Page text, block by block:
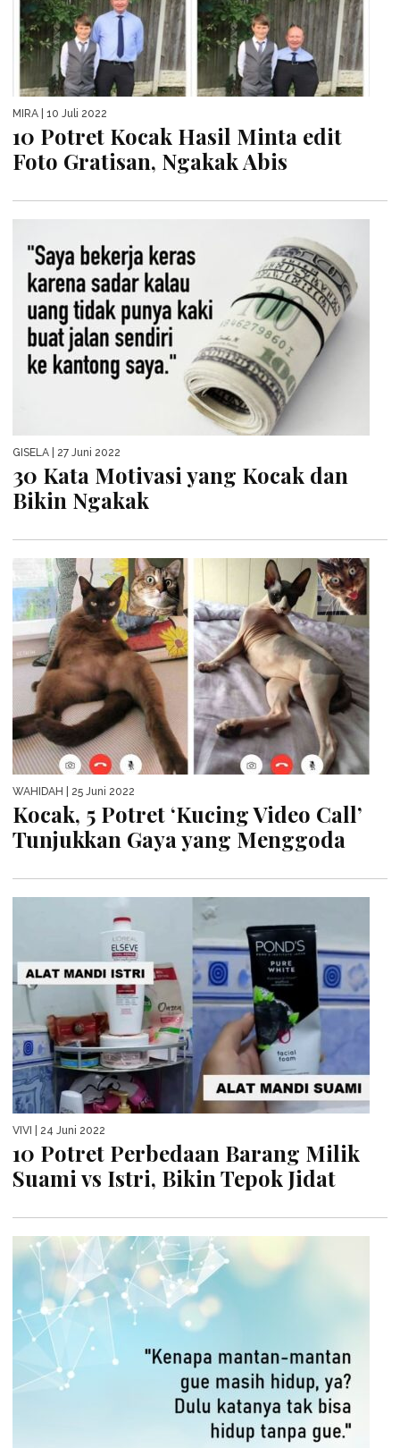
MIRA | 10 Juli 2022
10 Potret Kocak Hasil Minta edit
Foto Gratisan, Ngakak Abis
GISELA | 27 Juni 2022
30 Kata Motivasi yang Kocak dan
Bikin Ngakak
WAHIDAH | 25 Juni 2022
Kocak, 5 Potret ‘Kucing Video Call’
Tunjukkan Gaya yang Menggoda
VIVI | 24 Juni 2022
10 Potret Perbedaan Barang Milik
Suami vs Istri, Bikin Tepok Jidat